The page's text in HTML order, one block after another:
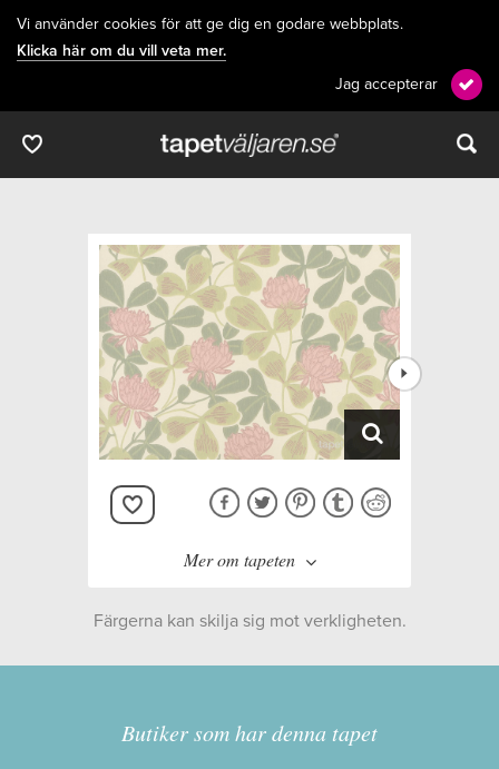
Vi använder cookies för att ge dig en godare webbplats.
Klicka här om du vill veta mer.
Jag accepterar
Mer om tapeten
Kollektion:
Gammalsvenska
Färgerna kan skilja sig mot verkligheten.
Butiker som har denna tapet